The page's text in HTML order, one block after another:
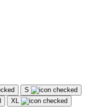
S
XL